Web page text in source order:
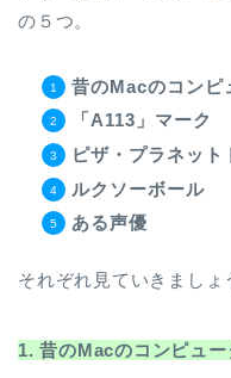
の５つ。
昔のMacのコンピ
「A113」マーク
ピザ・プラネット
ルクソーボール
ある声優
それぞれ見ていきましょ
1. 昔のMacのコンピュー